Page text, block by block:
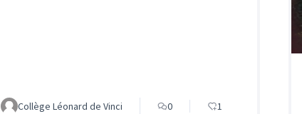
Collège Léonard de Vinci 0 1